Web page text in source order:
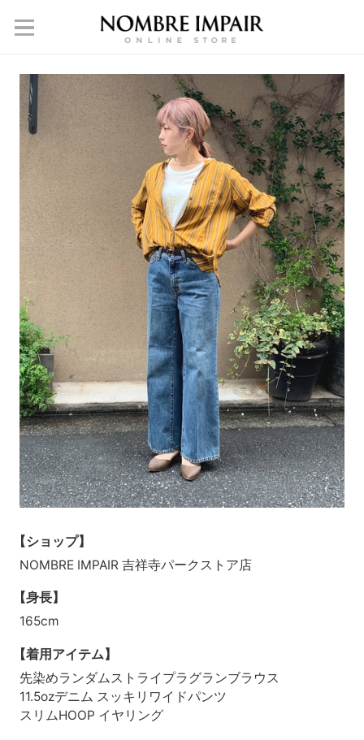
【ショップ】
NOMBRE IMPAIR 吉祥寺パークストア店
【身長】
165cm
【着用アイテム】
先染めランダムストライプラグランブラウス
11.5ozデニム スッキリワイドパンツ
スリムHOOP イヤリング